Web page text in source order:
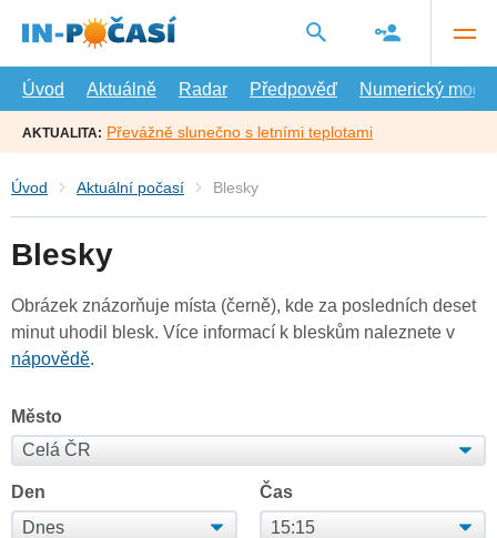
hlavní
Úvod
Aktuálně Radar Předpověď Numerický model
AKTUALITA: Převážně slunečno s letními teplotami
Úvod Aktuální počasí Blesky
Blesky
Obrázek znázorňuje místa (černě), kde za posledních deset
minut uhodil blesk. Více informací k bleskům naleznete v
nápovědě.
Město
Den Čas